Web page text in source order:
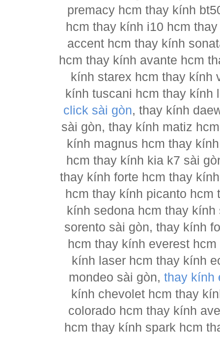
premacy hcm thay kính
hcm thay kính i10 hcm
accent hcm thay kính
hcm thay kính avante hcm
kính starex hcm thay kính
kính tuscani hcm thay
click sài gòn, thay kính
sài gòn, thay kính matiz
kính magnus hcm thay
hcm thay kính kia k7 sài
thay kính forte hcm thay
hcm thay kính picanto
kính sedona hcm thay
sorento sài gòn, thay kính
hcm thay kính everest
kính laser hcm thay kính
mondeo sài gòn, thay kính
kính chevolet hcm thay
colorado hcm thay kính
hcm thay kính spark hcm